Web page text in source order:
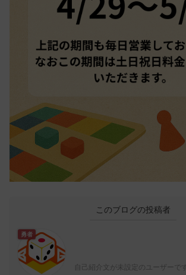
このブログの投稿者
勇者
自己紹介文が未設定のユーザーです